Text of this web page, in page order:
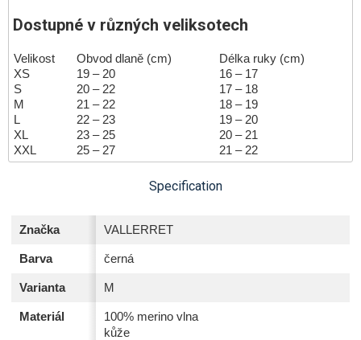
Dostupné v různých veliksotech
Velikost Obvod dlaně (cm)
Délka ruky (cm)
XS
19 – 20
16 – 17
S
20 – 22
17 – 18
M
21 – 22
18 – 19
L
22 – 23
19 – 20
XL
23 – 25
20 – 21
XXL
25 – 27 21 – 22
Specification
Značka VALLERRET
Barva černá
Varianta M
Materiál
100% merino vlna
kůže